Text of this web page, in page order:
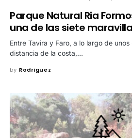
Parque Natural Ria
una de las siete
Entre Tavira y Faro, a lo largo de
distancia de la costa,…
by Rodriguez